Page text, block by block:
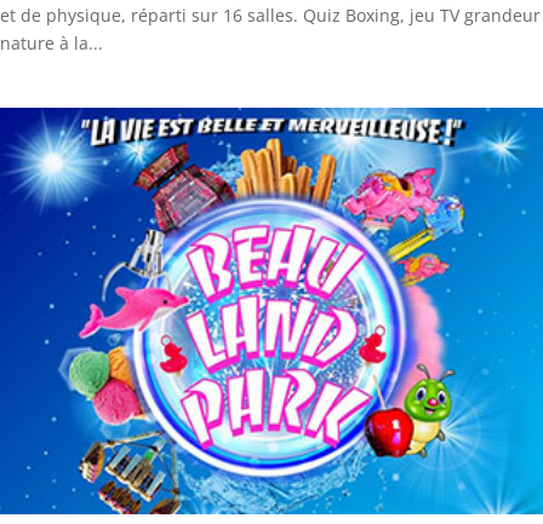
et de physique, réparti sur 16 salles. Quiz Boxing, jeu TV grandeur
nature à la...